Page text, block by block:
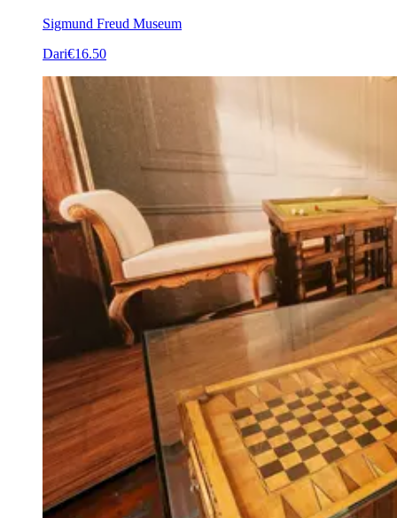
Sigmund Freud Museum
Dari€16.50